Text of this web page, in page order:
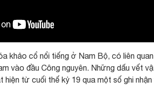
khảo cổ nổi tiếng ở Nam Bộ, có liên
vào đầu Công nguyên. Những dấu vết
hiện từ cuối thế kỷ 19 qua một số ghi